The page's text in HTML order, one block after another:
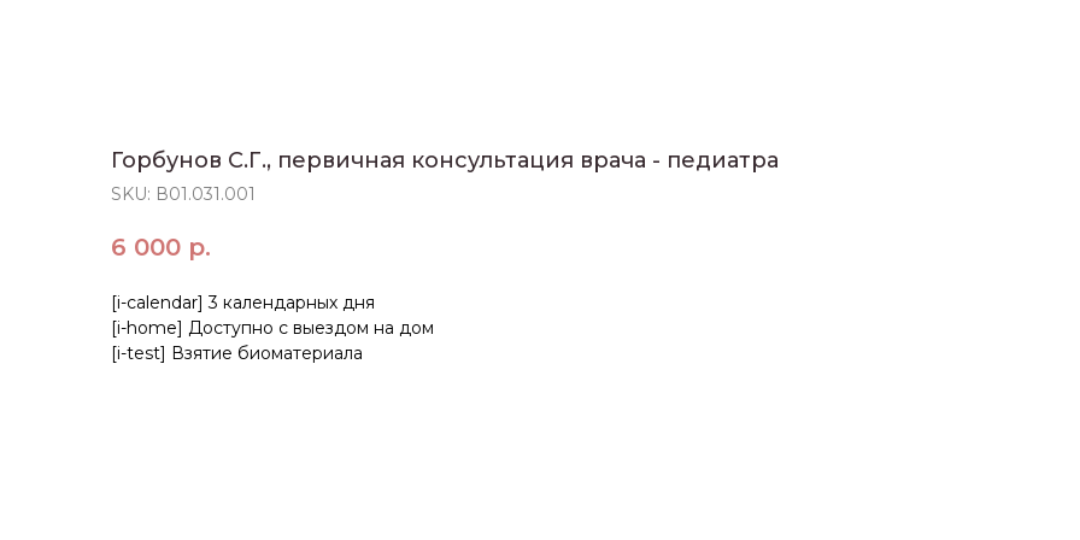
Горбунов С.Г., первичная консультация врача - педиатра
SKU: В01.031.001
6 000 р.
[i-calendar] 3 календарных дня
[i-home] Доступно с выездом на дом
[i-test] Взятие биоматериала